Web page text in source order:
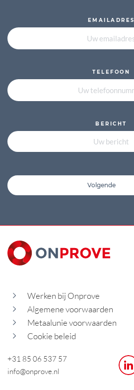
EMAILADRES
TELEFOON
BERICHT
Volgende
+31 85 06 537 57
info@onprove.nl
Werken bij Onprove
Algemene voorwaarden
Metaalunie voorwaarden
Cookie beleid